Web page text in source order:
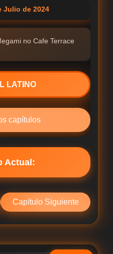
Julio de 2024
no Cafe Terrace
LATINO
capítulos
Actual:
Capítulo Siguiente